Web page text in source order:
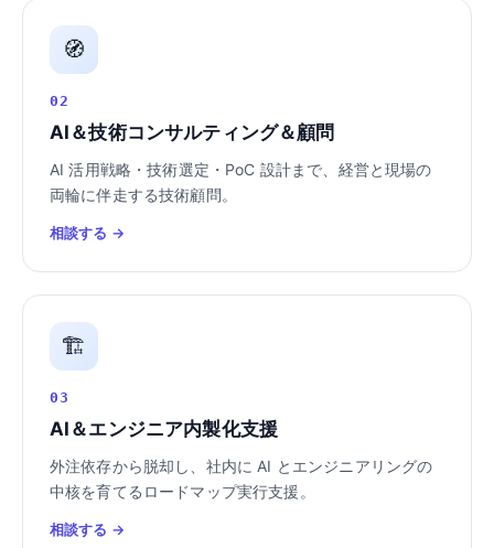
🧭
02
AI＆技術コンサルティング＆顧問
AI 活用戦略・技術選定・PoC 設計まで、経営と現場の
両輪に伴走する技術顧問。
相談する →
🏗️
03
AI＆エンジニア内製化支援
外注依存から脱却し、社内に AI とエンジニアリングの
中核を育てるロードマップ実行支援。
相談する →